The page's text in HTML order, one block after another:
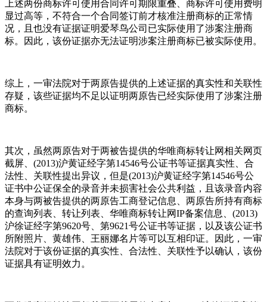
上述两份商标许可使用合同许可期限重叠、商标许可使用费明
显过高等，不符合一个合同签订前才核准注册商标的正常情
况，且也没有证据证明爱琴鸟公司已实际使用了涉案注册商
标。因此，该份证据亦无法证明涉案注册商标已被实际使用。
综上，一审法院对于两原告提供的上述证据的真实性和关联性
存疑，该些证据均不足以证明两原告已经实际使用了涉案注册
商标。
其次，虽然两原告对于两被告提供的华唯商标转让网相关网页
截屏、(2013)沪黄证经字第14546号公证书等证据真实性、合
法性、关联性提出异议，但是(2013)沪黄证经字第14546号公
证书中公证保全的录音并未损害社会公共利益，且该录音内容
本身与两被告提供的两原告工商登记信息、两原告所持有商标
的查询列表、转让列表、华唯商标转让网IP备案信息、(2013)
沪徐证经字第9620号、第9621号公证书等证据，以及该公证书
所附照片、黄雄伟、王丽娜名片等可以互相印证。因此，一审
法院对于该份证据的真实性、合法性、关联性予以确认，该份
证据具有证明效力。